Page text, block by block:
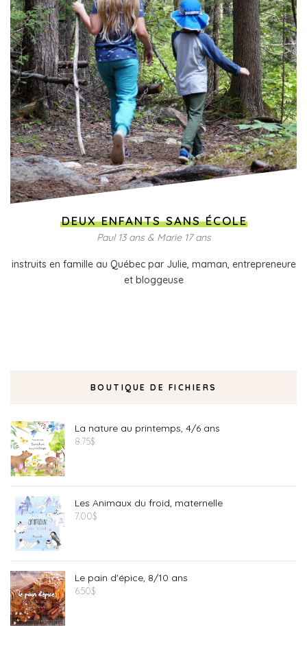
DEUX ENFANTS SANS ÉCOLE
Paul 13 ans & Marie 17 ans
instruits en famille au Québec par Julie, maman, entrepreneure
et bloggeuse
BOUTIQUE DE FICHIERS
La nature au printemps, 4/6 ans
8.75$
Les Animaux du froid, maternelle
7.00$
Le pain d'épice, 8/10 ans
6.50$